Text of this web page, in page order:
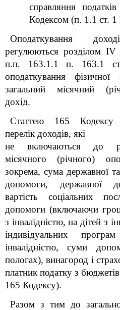
справляння
Кодексом (п. 1.1 ст. 1
Оподаткування
регулюються розділом IV
п.п. 163.1.1 п. 163.1
оподаткування
загальний місячний
дохід.
Статтею 165 Кодексу
перелік доходів, які
не включаються до
місячного (річного)
зокрема, сума державної та
допомоги, державної
вартість соціальних
допомоги (включаючи
з інвалідністю, на дітей з
індивідуальних
інвалідністю, суми
пологах), винагород і
платник податку з
165 Кодексу).
Разом з тим до